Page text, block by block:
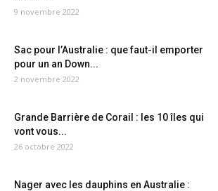
9 novembre 2022
Sac pour l’Australie : que faut-il emporter
pour un an Down...
2 novembre 2022
Grande Barrière de Corail : les 10 îles qui
vont vous...
26 octobre 2022
Nager avec les dauphins en Australie :